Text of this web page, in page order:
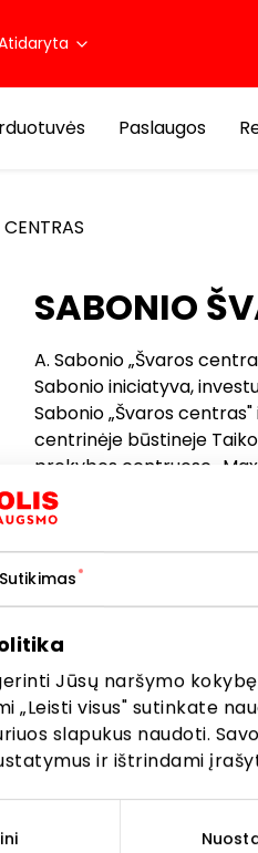
Sutikimas
Jūsų naršymo
„Leisti visus" sutinkate
slapukus naudoti.
ir ištrindami
Paslaugos
SABONIO
A. Sabonio „Švaros
Sabonio iniciatyva,
Sabonio „Švaros
centrinėje būstineje
prekybos centruose
Sabonio „Švaros centre"
Paslaugos